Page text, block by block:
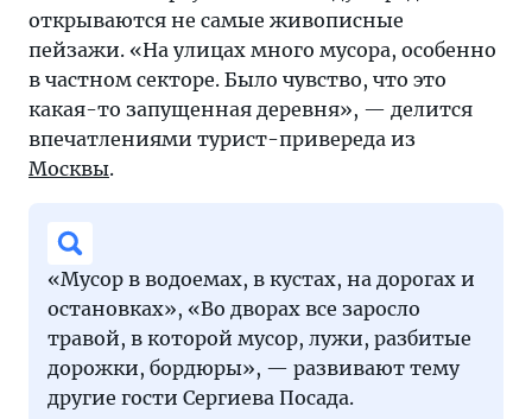
открываются не самые живописные
пейзажи. «На улицах много мусора, особенно
в частном секторе. Было чувство, что это
какая-то запущенная деревня», — делится
впечатлениями турист-привереда из
Москвы.
«Мусор в водоемах, в кустах, на дорогах и
остановках», «Во дворах все заросло
травой, в которой мусор, лужи, разбитые
дорожки, бордюры», — развивают тему
другие гости Сергиева Посада.